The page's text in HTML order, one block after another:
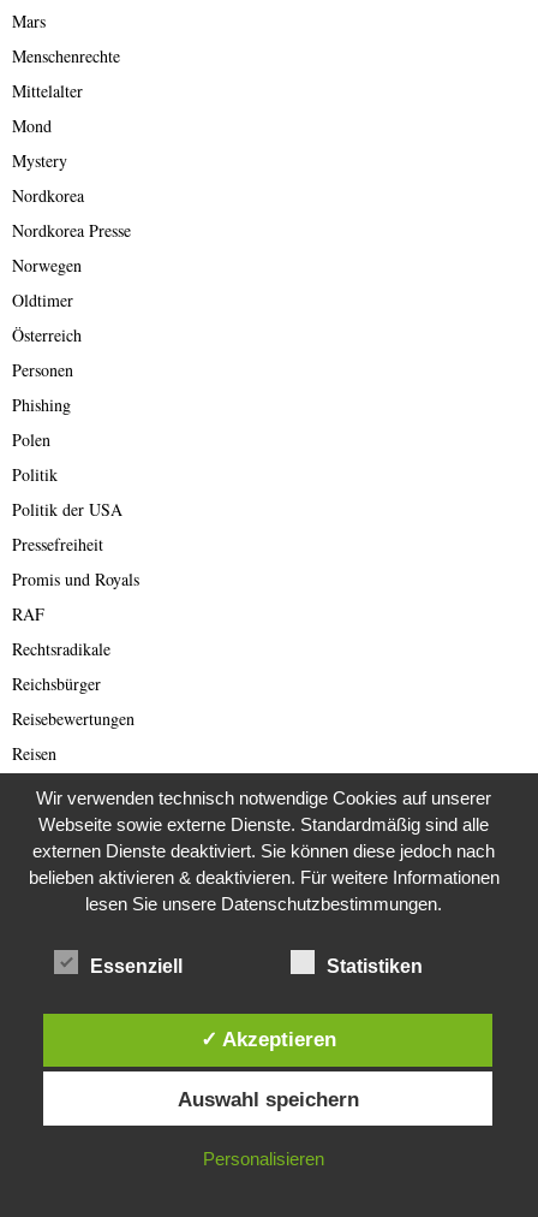
Mars
Menschenrechte
Mittelalter
Mond
Mystery
Nordkorea
Nordkorea Presse
Norwegen
Oldtimer
Österreich
Personen
Phishing
Polen
Politik
Politik der USA
Pressefreiheit
Promis und Royals
RAF
Rechtsradikale
Reichsbürger
Reisebewertungen
Reisen
Rente
Restaurants
Rezepte
Romance Scam (Deutsch)
Rote Armee Fraktion
Saar-Lor-Lux
Diese Website verwendet Cookies. Durch die weitere Nutzung dieser
Website stimmst du der Verwendung von Cookies zu.
IN ORDNUNG
Wir verwenden technisch notwendige Cookies auf unserer
Webseite sowie externe Dienste. Standardmäßig sind alle
externen Dienste deaktiviert. Sie können diese jedoch nach
belieben aktivieren & deaktivieren. Für weitere Informationen
lesen Sie unsere Datenschutzbestimmungen.
Essenziell Statistiken
✓ Akzeptieren
Auswahl speichern
Personalisieren